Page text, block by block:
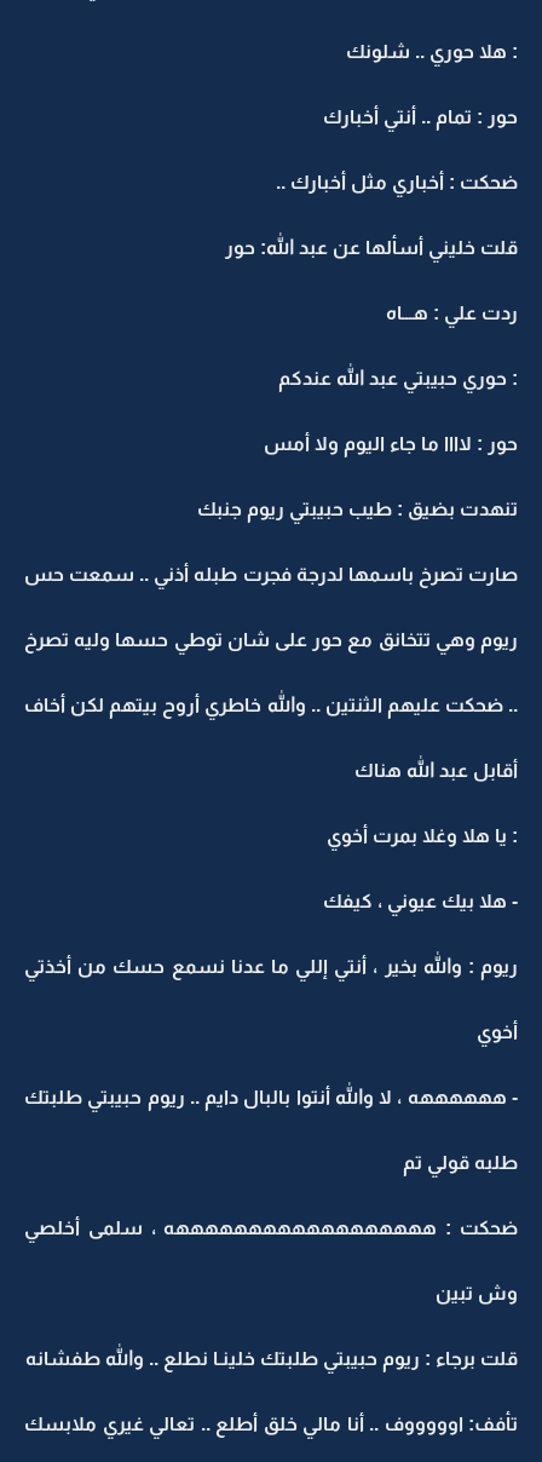
: هلا حوري .. شلونك
حور : تمام .. أنتي أخبارك
ضحكت : أخباري مثل أخبارك ..
قلت خليني أسألها عن عبد الله: حور
ردت علي : هـــاه
: حوري حبيبتي عبد الله عندكم
حور : لاااا ما جاء اليوم ولا أمس
تنهدت بضيق : طيب حبيبتي ريوم جنبك
صارت تصرخ باسمها لدرجة فجرت طبله أذني .. سمعت حس
ريوم وهي تتخانق مع حور على شان توطي حسها وليه تصرخ
.. ضحكت عليهم الثنتين .. والله خاطري أروح بيتهم لكن أخاف
أقابل عبد الله هناك
: يا هلا وغلا بمرت أخوي
- هلا بيك عيوني ، كيفك
ريوم : والله بخير ، أنتي إللي ما عدنا نسمع حسك من أخذتي
أخوي
- ههههههه ، لا والله أنتوا بالبال دايم .. ريوم حبيبتي طلبتك
طلبه قولي تم
ضحكت : ههههههههههههههههههه ، سلمى أخلصي
وش تبين
قلت برجاء : ريوم حبيبتي طلبتك خلينـا نطلع .. والله طفشانه
تأفف: اوووووف .. أنا مالي خلق أطلع .. تعالي غيري ملابسك